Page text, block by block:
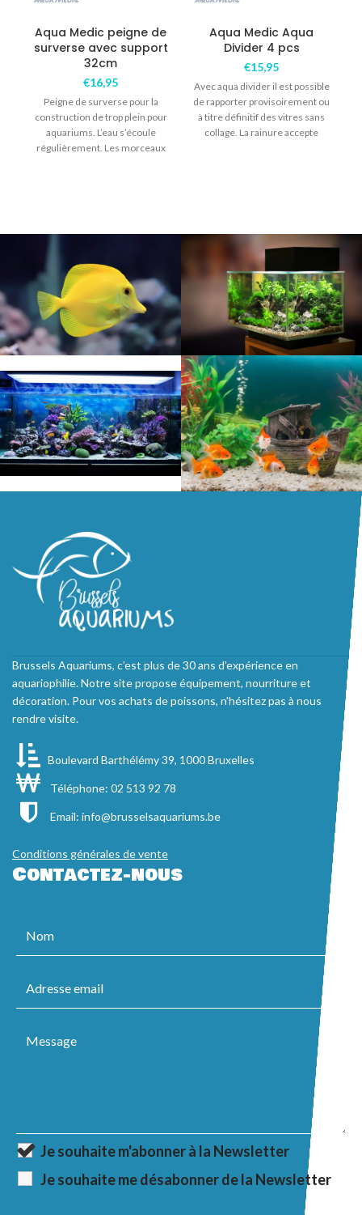
Aqua Medic peigne de
surverse avec support
32cm
€16,95
Peigne de surverse pour la
construction de trop plein pour
aquariums. L’eau s’écoule
régulièrement. Les morceaux
Aqua Medic Aqua
Divider 4 pcs
€15,95
Avec aqua divider il est possible
de rapporter provisoirement ou
à titre définitif des vitres sans
collage. La rainure accepte
Brussels Aquariums, c'est plus de 30 ans d'expérience en
aquariophilie. Notre site propose équipement, nourriture et
décoration. Pour vos achats de poissons, n'hésitez pas à nous
rendre visite.
Boulevard Barthélémy 39, 1000 Bruxelles
Téléphone: 02 513 92 78
Email: info@brusselsaquariums.be
Conditions générales de vente
Contactez-nous
Je souhaite m'abonner à la Newsletter
Je souhaite me désabonner de la Newsletter